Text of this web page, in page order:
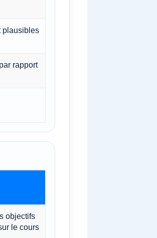
plausibles
rapport
objectifs
le cours